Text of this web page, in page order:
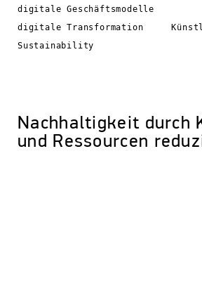
digitale Geschäftsmodelle
digitale Transformation
Sustainability
Nachhaltigkeit durch
und Ressourcen